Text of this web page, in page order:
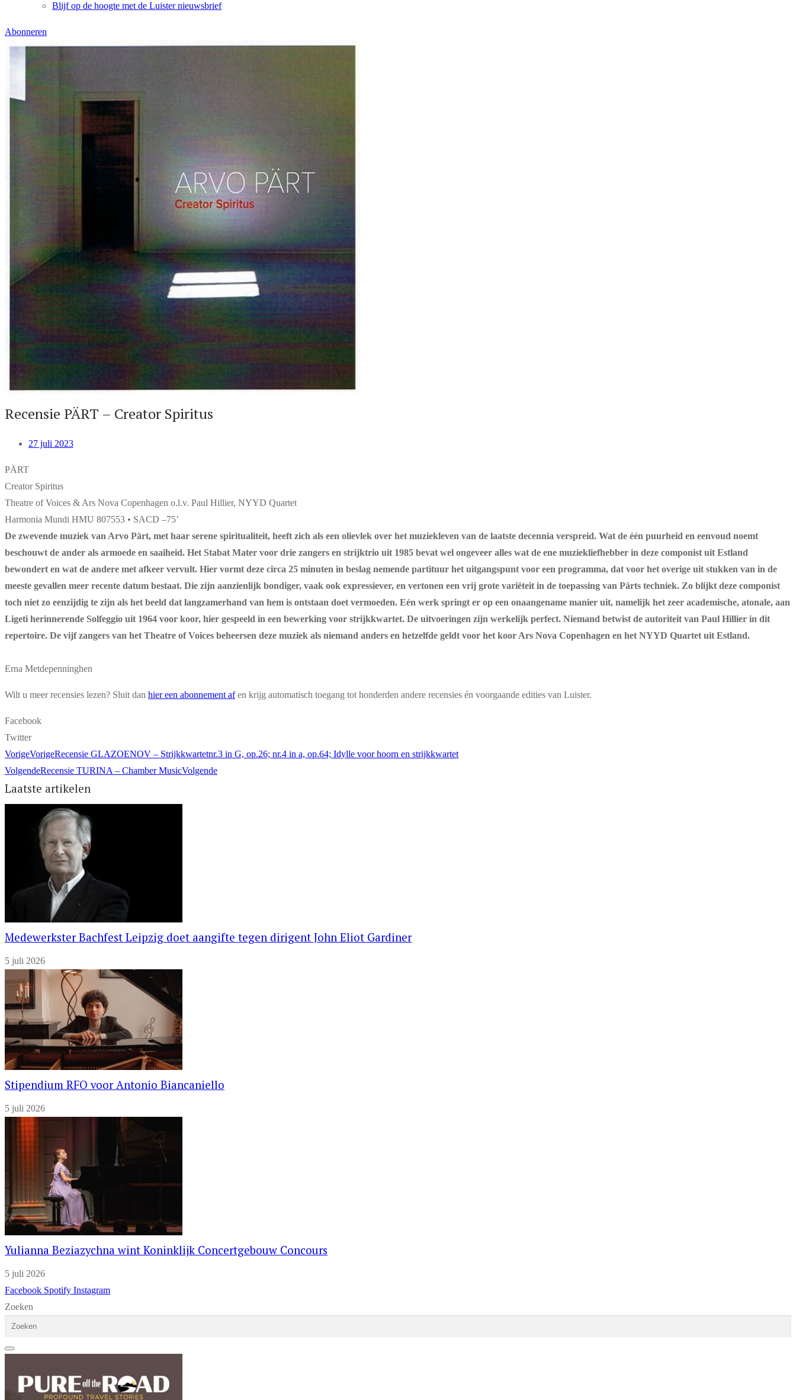
Blijf op de hoogte met de Luister nieuwsbrief
Abonneren
Recensie PÄRT – Creator Spiritus
27 juli 2023
PÄRT
Creator Spiritus
Theatre of Voices & Ars Nova Copenhagen o.l.v. Paul Hillier, NYYD Quartet
Harmonia Mundi HMU 807553 • SACD –75’
De zwevende muziek van Arvo Pärt, met haar serene spiritualiteit, heeft zich als een olievlek over het muziekleven van de laatste decennia verspreid. Wat de één puurheid en eenvoud noemt
beschouwt de ander als armoede en saaiheid. Het Stabat Mater voor drie zangers en strijktrio uit 1985 bevat wel ongeveer alles wat de ene muziekliefhebber in deze componist uit Estland
bewondert en wat de andere met afkeer vervult. Hier vormt deze circa 25 minuten in beslag nemende partituur het uitgangspunt voor een programma, dat voor het overige uit stukken van in de
meeste gevallen meer recente datum bestaat. Die zijn aanzienlijk bondiger, vaak ook expressiever, en vertonen een vrij grote variëteit in de toepassing van Pärts techniek. Zo blijkt deze componist
toch niet zo eenzijdig te zijn als het beeld dat langzamerhand van hem is ontstaan doet vermoeden. Eén werk springt er op een onaangename manier uit, namelijk het zeer academische, atonale, aan
Ligeti herinnerende Solfeggio uit 1964 voor koor, hier gespeeld in een bewerking voor strijkkwartet. De uitvoeringen zijn werkelijk perfect. Niemand betwist de autoriteit van Paul Hillier in dit
repertoire. De vijf zangers van het Theatre of Voices beheersen deze muziek als niemand anders en hetzelfde geldt voor het koor Ars Nova Copenhagen en het NYYD Quartet uit Estland.
Erna Metdepenninghen
Wilt u meer recensies lezen? Sluit dan hier een abonnement afen krijg automatisch toegang tot honderden andere recensies én voorgaande edities van Luister.
Facebook
Twitter
VorigeVorigeRecensie GLAZOENOV – Strijkkwartetnr.3 in G, op.26; nr.4 in a, op.64; Idylle voor hoorn en strijkkwartet
VolgendeRecensie TURINA – Chamber MusicVolgende
Laatste artikelen
Medewerkster Bachfest Leipzig doet aangifte tegen dirigent John Eliot Gardiner
5 juli 2026
Stipendium RFO voor Antonio Biancaniello
5 juli 2026
Yulianna Beziazychna wint Koninklijk Concertgebouw Concours
5 juli 2026
Facebook Spotify Instagram
Zoeken